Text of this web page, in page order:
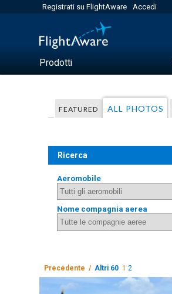
Registrati su FlightAware Accedi
Prodotti
FEATURED ALL PHOTOS
Ricerca
Aeromobile
Nome compagnia aerea
Precedente / Altri 60 1 2